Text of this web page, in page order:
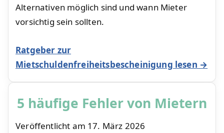
Alternativen möglich sind und wann Mieter
vorsichtig sein sollten.
Ratgeber zur
Mietschuldenfreiheitsbescheinigung lesen →
5 häufige Fehler von Mietern
Veröffentlicht am 17. März 2026